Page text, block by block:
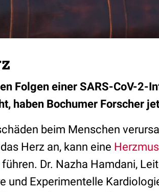
Folgen einer SARS-CoV-2-
haben Bochumer Forscher
beim Menschen
Herz an, kann eine
führen. Dr. Nazha Hamdani,
und Experimentelle